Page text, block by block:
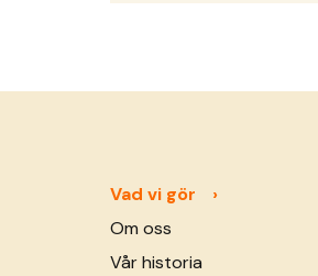
Vad vi gör
Om oss
Vår historia